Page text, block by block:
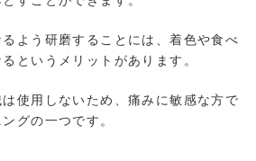
よう研磨することには、着色や食べ
というメリットがあります。
使用しないため、痛みに敏感な方で
グの一つです。